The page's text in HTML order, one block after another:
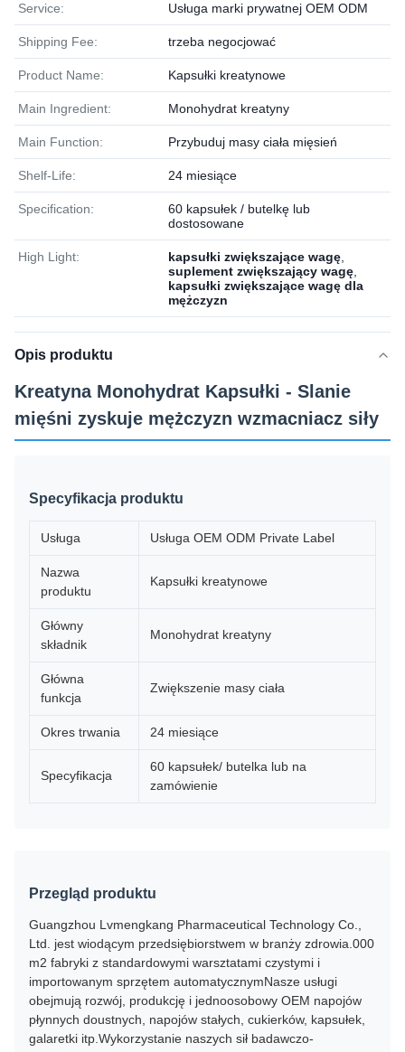
Service: Usługa marki prywatnej OEM ODM
Shipping Fee: trzeba negocjować
Product Name: Kapsułki kreatynowe
Main Ingredient: Monohydrat kreatyny
Main Function: Przybuduj masy ciała mięsień
Shelf-Life: 24 miesiące
Specification:
60 kapsułek / butelkę lub
dostosowane
High Light: kapsułki zwiększające wagę
suplement zwiększający wagę
kapsułki zwiększające wagę dla
mężczyzn
Opis produktu
Kreatyna Monohydrat Kapsułki - Slanie
mięśni zyskuje mężczyzn wzmacniacz siły
Specyfikacja produktu
Usługa Usługa OEM ODM Private Label
Nazwa
produktu
Kapsułki kreatynowe
Główny
składnik
Monohydrat kreatyny
Główna
funkcja
Zwiększenie masy ciała
Okres trwania 24 miesiące
Specyfikacja
60 kapsułek/ butelka lub na
zamówienie
Przegląd produktu
Guangzhou Lvmengkang Pharmaceutical Technology Co.,
Ltd. jest wiodącym przedsiębiorstwem w branży zdrowia.000
m2 fabryki z standardowymi warsztatami czystymi i
importowanym sprzętem automatycznymNasze usługi
obejmują rozwój, produkcję i jednoosobowy OEM napojów
płynnych doustnych, napojów stałych, cukierków, kapsułek,
galaretki itp.Wykorzystanie naszych sił badawczo-